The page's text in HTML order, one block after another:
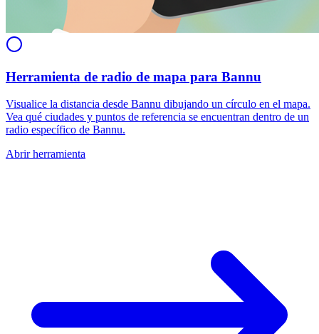
Herramienta de radio de mapa para Bannu
Visualice la distancia desde Bannu dibujando un círculo en el mapa.
Vea qué ciudades y puntos de referencia se encuentran dentro de un
radio específico de Bannu.
Abrir herramienta